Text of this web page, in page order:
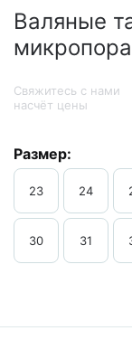
Валяные
микропора
Свяжитесь с нами
насчёт цены
Размер:
23 24
30 31